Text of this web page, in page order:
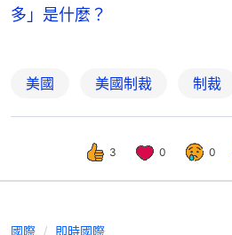
多」是什麼？
美國 美國制裁 制裁
3 0 0
國際 即時國際